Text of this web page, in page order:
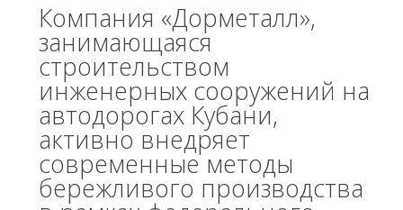
Компания «Дорметалл»,
занимающаяся
строительством
инженерных сооружений на
автодорогах Кубани,
активно внедряет
современные методы
бережливого производства